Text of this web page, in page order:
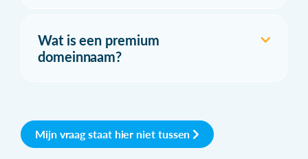
Wat is een premium
domeinnaam?
Mijn vraag staat hier niet tussen